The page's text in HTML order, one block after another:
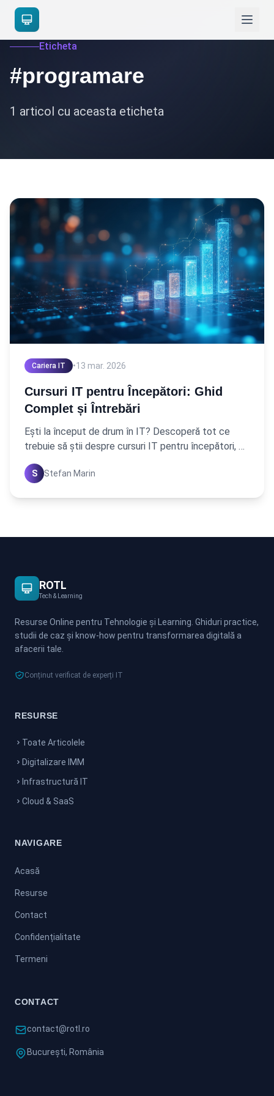
Eticheta
#programare
1 articol cu aceasta eticheta
Cariera IT •13 mar. 2026
Cursuri IT pentru Începători: Ghid
Complet și Întrebări
Ești la început de drum în IT? Descoperă tot ce
trebuie să știi despre cursuri IT pentru începători, de
S Stefan Marin
ROTL
Tech & Learning
Resurse Online pentru Tehnologie și Learning. Ghiduri practice,
studii de caz și know-how pentru transformarea digitală a
afacerii tale.
Conținut verificat de experți IT
RESURSE
Toate Articolele
Digitalizare IMM
Infrastructură IT
Cloud & SaaS
NAVIGARE
Acasă
Resurse
Contact
Confidențialitate
Termeni
CONTACT
contact@rotl.ro
București, România